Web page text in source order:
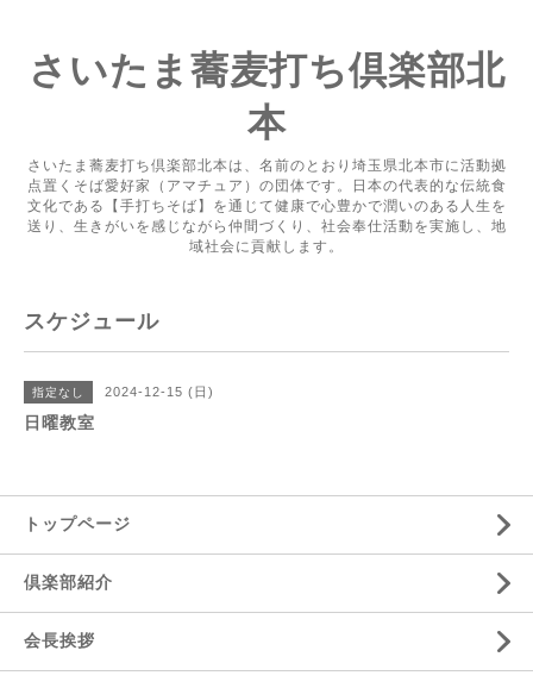
さいたま蕎麦打ち倶楽部北
本
さいたま蕎麦打ち倶楽部北本は、名前のとおり埼玉県北本市に活動拠
点置くそば愛好家（アマチュア）の団体です。日本の代表的な伝統食
文化である【手打ちそば】を通じて健康で心豊かで潤いのある人生を
送り、生きがいを感じながら仲間づくり、社会奉仕活動を実施し、地
域社会に貢献します。
スケジュール
指定なし 2024-12-15 (日)
日曜教室
トップページ
倶楽部紹介
会長挨拶